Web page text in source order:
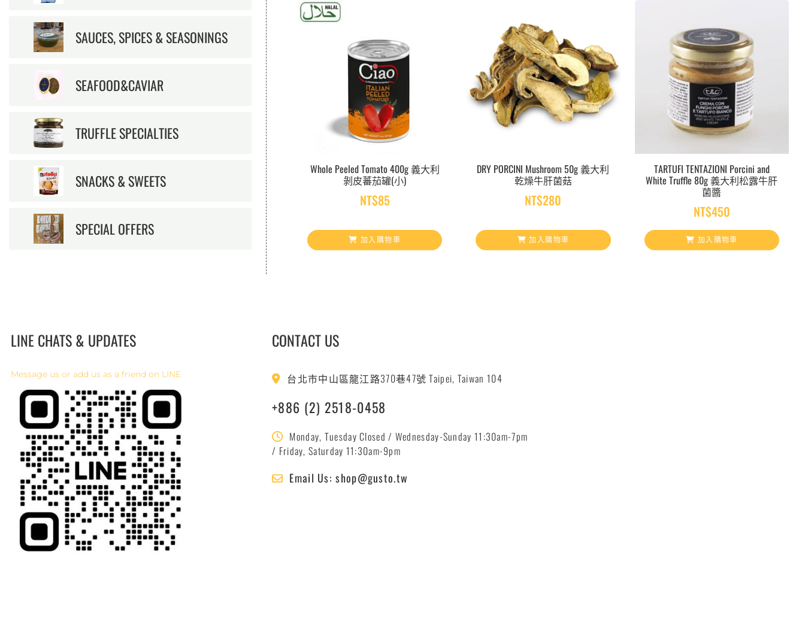
SAUCES, SPICES & SEASONINGS
SEAFOOD&CAVIAR
TRUFFLE SPECIALTIES
SNACKS & SWEETS
SPECIAL OFFERS
Whole Peeled Tomato 400g 義大利
剝皮蕃茄罐(小)
NT$85
加入購物車
DRY PORCINI Mushroom 50g 義大利
乾燥牛肝菌菇
NT$280
加入購物車
TARTUFI TENTAZIONI Porcini and
White Truffle 80g 義大利松露牛肝
菌醬
NT$450
加入購物車
LINE CHATS & UPDATES
Message us or add us as a friend on LINE
CONTACT US
台北市中山區龍江路370巷47號 Taipei, Taiwan 104
+886 (2) 2518-0458
Monday, Tuesday Closed / Wednesday-Sunday 11:30am-7pm
/ Friday, Saturday 11:30am-9pm
Email Us: shop@gusto.tw